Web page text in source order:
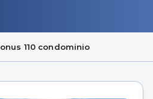
110 condominio